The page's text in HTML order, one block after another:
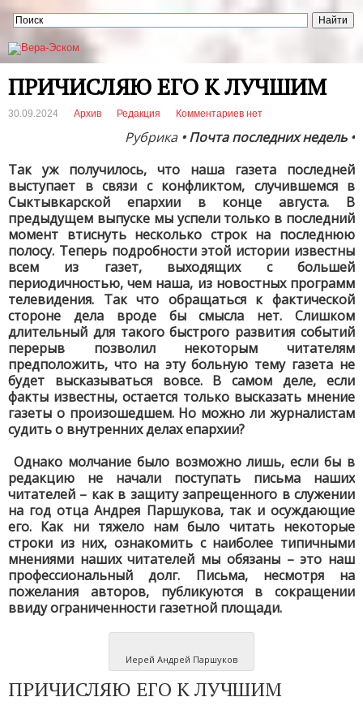
ПРИЧИСЛЯЮ ЕГО К ЛУЧШИМ
30.09.2024 Архив Редакция Комментариев нет
Рубрика• Почта последних недель •
Так уж получилось, что наша газета последней
выступает в связи с конфликтом, случившемся в
Сыктывкарской епархии в конце августа. В
предыдущем выпуске мы успели только в последний
момент втиснуть несколько строк на последнюю
полосу. Теперь подробности этой истории известны
всем из газет, выходящих с большей
периодичностью, чем наша, из новостных программ
телевидения. Так что обращаться к фактической
стороне дела вроде бы смысла нет. Слишком
длительный для такого быстрого развития событий
перерыв позволил некоторым читателям
предположить, что на эту больную тему газета не
будет высказываться вовсе. В самом деле, если
факты известны, остается только высказать мнение
газеты о произошедшем. Но можно ли журналистам
судить о внутренних делах епархии?
Однако молчание было возможно лишь, если бы в
редакцию не начали поступать письма наших
читателей – как в защиту запрещенного в служении
на год отца Андрея Паршукова, так и осуждающие
его. Как ни тяжело нам было читать некоторые
строки из них, ознакомить с наиболее типичными
мнениями наших читателей мы обязаны – это наш
профессиональный долг. Письма, несмотря на
пожелания авторов, публикуются в сокращении
ввиду ограниченности газетной площади.
Иерей Андрей Паршуков
ПРИЧИСЛЯЮ ЕГО К ЛУЧШИМ